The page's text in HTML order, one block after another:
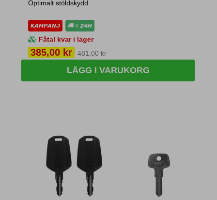
Optimalt stöldskydd
KAMPANJ 24H
Fåtal kvar i lager
Pris
385,00 kr 481,00 kr
LÄGG I VARUKORG